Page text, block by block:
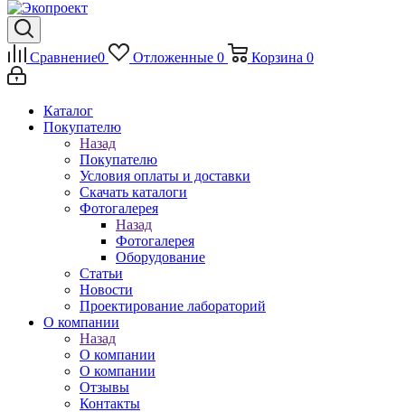
Сравнение0 Отложенные 0 Корзина 0
Каталог
Покупателю
Назад
Покупателю
Условия оплаты и доставки
Скачать каталоги
Фотогалерея
Назад
Фотогалерея
Оборудование
Статьи
Новости
Проектирование лабораторий
О компании
Назад
О компании
О компании
Отзывы
Контакты